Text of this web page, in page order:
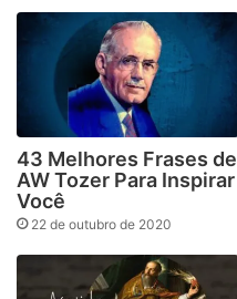
43 Melhores Frases de
AW Tozer Para Inspirar
Você
22 de outubro de 2020